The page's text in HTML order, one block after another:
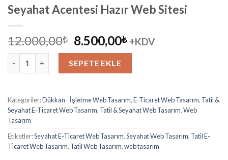
Seyahat Acentesi Hazır Web Sitesi
12.000,00₺ Orijinal
fiyat:
12.000,00₺.
8.500,00₺Şu
andaki
8.500,00₺.
+KDV
SEPETE EKLE
Kategoriler:Dükkan - İşletme Web Tasarım,E-Ticaret Web Tasarım, Tati̇l &
Seyahat E-Ti̇caret Web Tasarım, Tati̇l & Seyahat Web Tasarım,Web
Tasarım
Etiketler:Seyahat E-Ti̇caret Web Tasarım,Seyahat Web Tasarım, Tati̇l E-
Ti̇caret Web Tasarım, Tati̇l Web Tasarım,web tasarım